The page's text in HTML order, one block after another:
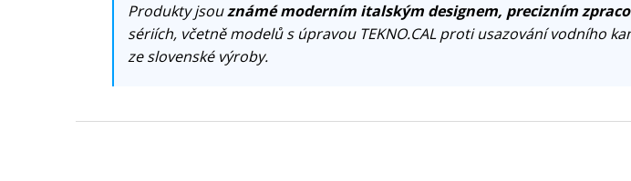
Produkty jsouznámé moderním italským designem, precizním
sériích, včetně modelů s úpravou TEKNO.CAL proti usazování vodního
ze slovenské výroby.